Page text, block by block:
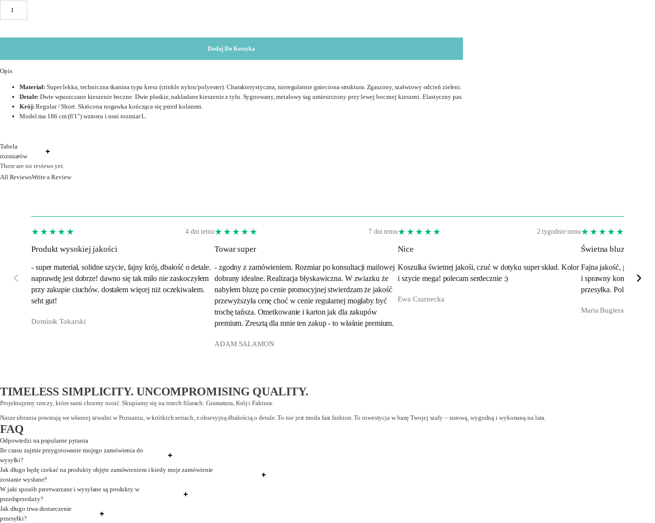
LIGHTWEIGHT
SHORTS
Dodaj Do Koszyka
Opis
Materiał: Super lekka, techniczna tkanina typu kresz (crinkle nylon/polyester). Charakterystyczna, nieregularnie gnieciona struktura. Zgaszony, szałwiowy odcień zieleni.
Detale: Dwie wpuszczane kieszenie boczne. Dwie płaskie, nakładane kieszenie z tyłu. Sygnowany, metalowy tag umieszczony przy lewej bocznej kieszeni. Elastyczny pas.
Krój: Regular / Short. Skrócona nogawka kończąca się przed kolanem.
Model ma 186 cm (6'1") wzrostu i nosi rozmiar L.
Tabela
rozmiarów
There are no reviews yet.
All ReviewsWrite a Review
‹
★★★★★ 4 dni temu
Produkt wysokiej jakości
- super materiał, solidne szycie, fajny krój, dbałość o detale.
naprawdę jest dobrze! dawno się tak miło nie zaskoczyłem
przy zakupie ciuchów. dostałem więcej niż oczekiwałem.
seht gut!
Dominik Tokarski
★★★★★ 7 dni temu
Towar super
- zgodny z zamówieniem. Rozmiar po konsultacji mailowej
dobrany idealne. Realizacja błyskawiczna. W zwiazku że
nabyłem bluzę po cenie promocyjnej stwierdzam że jakość
przewyższyła cenę choć w cenie regularnej mogłaby być
trochę tańsza. Ometkowanie i karton jak dla zakupów
premium. Zresztą dla mnie ten zakup - to właśnie premium.
ADAM SALAMON
★★★★★ 2 tygodnie temu
Nice
Koszulka świetnej jakośi, czuć w dotyku super skład. Kolor
i szycie mega! polecam serdecznie :)
Ewa Czarnecka
★★★★★
Świetna bluza.
Fajna jakość, polska
i sprawny kontakt oraz
przesyłka. Polecam! :)
Maria Bugiera
›
TIMELESS SIMPLICITY. UNCOMPROMISING QUALITY.
Projektujemy rzeczy, które sami chcemy nosić. Skupiamy się na trzech filarach: Gramatura, Krój i Faktura.
Nasze ubrania powstają we własnej szwalni w Poznaniu, w krótkich seriach, z obsesyjną dbałością o detale. To nie jest moda fast fashion. To inwestycja w bazę Twojej szafy – surową, wygodną i wykonaną na lata.
FAQ
Odpowiedzi na popularne pytania
Ile czasu zajmie przygotowanie mojego zamówienia do
wysyłki?
Jak długo będę czekać na produkty objęte zamówieniem i kiedy moje zamówienie
zostanie wysłane?
W jaki sposób przetwarzane i wysyłane są produkty w
przedsprzedaży?
Jak długo trwa dostarczenie
przesyłki?